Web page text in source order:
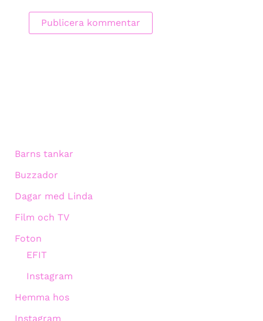
Barns tankar
Buzzador
Dagar med Linda
Film och TV
Foton
EFIT
Instagram
Hemma hos
Instagram